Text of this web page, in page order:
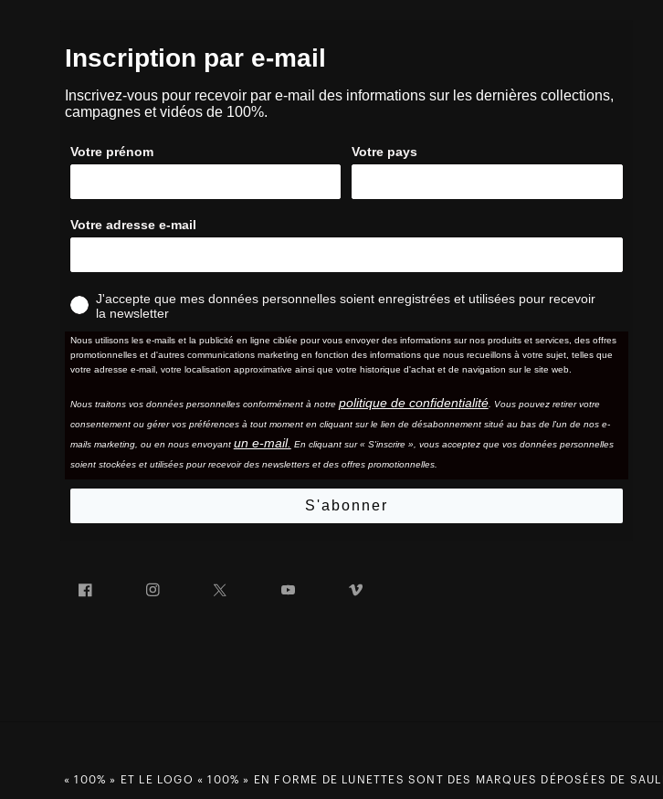
Inscription par e-mail
Inscrivez-vous pour recevoir par e-mail des informations sur les dernières collections,
campagnes et vidéos de 100%.
Votre prénom Votre pays
Votre adresse e-mail
J'accepte que mes données personnelles soient enregistrées et utilisées pour recevoir
la newsletter
Nous utilisons les e-mails et la publicité en ligne ciblée pour vous envoyer des informations sur nos produits et services, des offres
promotionnelles et d'autres communications marketing en fonction des informations que nous recueillons à votre sujet, telles que
votre adresse e-mail, votre localisation approximative ainsi que votre historique d'achat et de navigation sur le site web.
Nous traitons vos données personnelles conformément à notre politique de confidentialité. Vous pouvez retirer votre
consentement ou gérer vos préférences à tout moment en cliquant sur le lien de désabonnement situé au bas de l'un de nos e-
mails marketing, ou en nous envoyant un e-mail. En cliquant sur « S'inscrire », vous acceptez que vos données personnelles
soient stockées et utilisées pour recevoir des newsletters et des offres promotionnelles.
S'abonner
Facebook Instagram YouTube
« 100% » ET LE LOGO « 100% » EN FORME DE LUNETTES SONT DES MARQUES DÉPOSÉES DE